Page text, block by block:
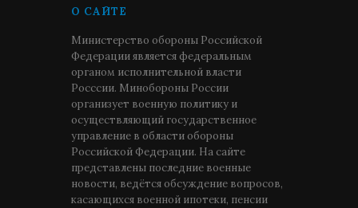
О САЙТЕ
Министерство обороны Российской
Федерации является федеральным
органом исполнительной власти
Росссии. Минобороны России
организует военную политику и
осуществляющий государственное
управление в области обороны
Российской Федерации. На сайте
представлены последние военные
новости, ведётся обсуждение вопросов,
касающихся военной ипотеки, пенсии